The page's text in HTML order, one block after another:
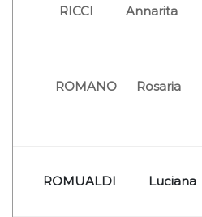
RICCI Annarita
ROMANO Rosaria
ROMUALDI Luciana